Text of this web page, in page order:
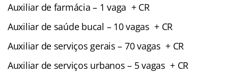
Auxiliar de farmácia – 1 vaga + CR
Auxiliar de saúde bucal – 10 vagas + CR
Auxiliar de serviços gerais – 70 vagas + CR
Auxiliar de serviços urbanos – 5 vagas + CR